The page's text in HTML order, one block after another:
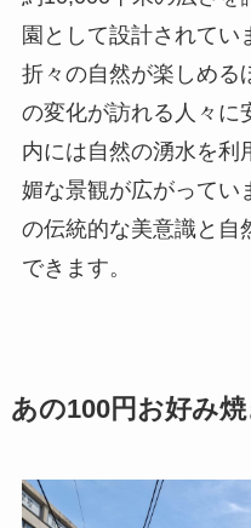
園として設計されてい
折々の自然が楽しめる
の変化が訪れる人々に
内には自然の湧水を利
媚な景観が広がってい
の伝統的な美意識と自
できます​。
あの100円お好み